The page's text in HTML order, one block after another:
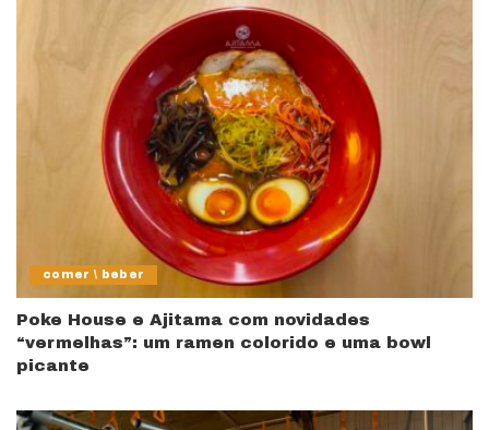
comer \ beber
Poke House e Ajitama com novidades
“vermelhas”: um ramen colorido e uma bowl
picante